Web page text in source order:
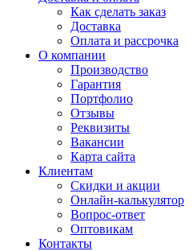
Как сделать заказ
Доставка
Оплата и рассрочка
О компании
Производство
Гарантия
Портфолио
Отзывы
Реквизиты
Вакансии
Карта сайта
Клиентам
Скидки и акции
Онлайн-калькулятор
Вопрос-ответ
Оптовикам
Контакты